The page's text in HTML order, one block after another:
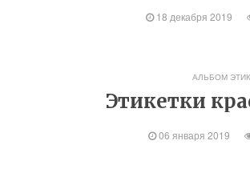
18 декабря 2019
АЛЬБОМ
Этикетки
06 января 2019